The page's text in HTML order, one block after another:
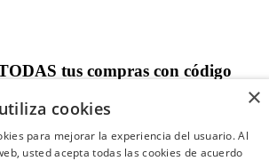
tus compras con código
×
cookies
para mejorar la experiencia del usuario. Al
usted acepta todas las cookies de acuerdo